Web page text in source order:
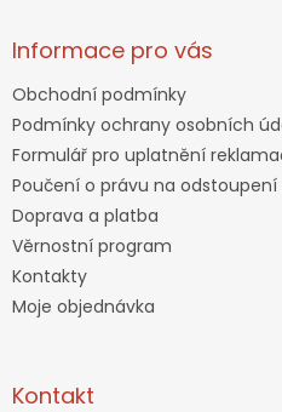
Informace pro vás
Obchodní podmínky
Podmínky ochrany osobních
Formulář pro uplatnění
Poučení o právu na
Doprava a platba
Věrnostní program
Kontakty
Moje objednávka
Kontakt